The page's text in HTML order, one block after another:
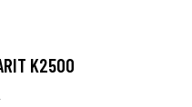
K2500